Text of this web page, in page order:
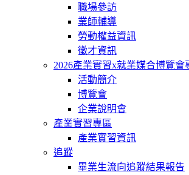
職場參訪
業師輔導
勞動權益資訊
徵才資訊
2026產業實習x就業媒合博覽會
活動簡介
博覽會
企業說明會
產業實習專區
產業實習資訊
追蹤
畢業生流向追蹤結果報告